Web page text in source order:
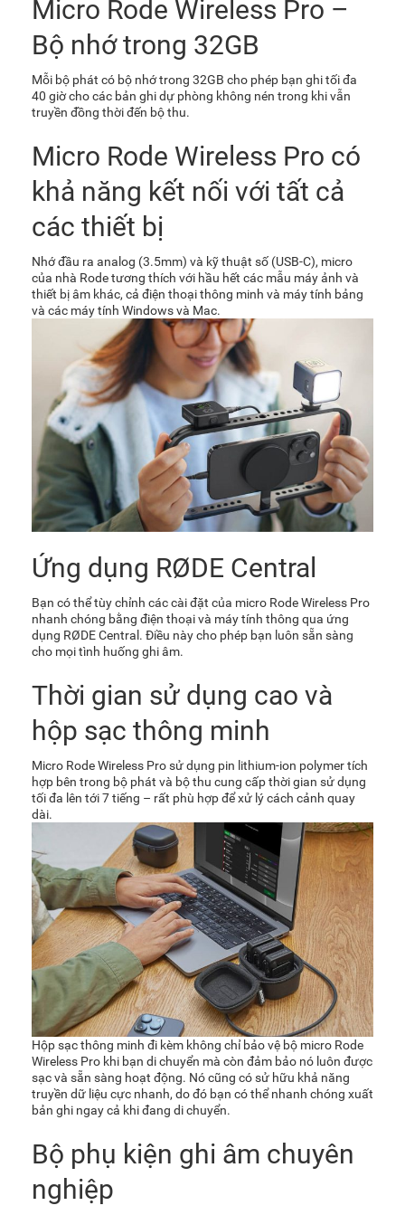
Micro Rode Wireless Pro –
Bộ nhớ trong 32GB
Mỗi bộ phát có bộ nhớ trong 32GB cho phép bạn ghi tối đa
40 giờ cho các bản ghi dự phòng không nén trong khi vẫn
truyền đồng thời đến bộ thu.
Micro Rode Wireless Pro có
khả năng kết nối với tất cả
các thiết bị
Nhớ đầu ra analog (3.5mm) và kỹ thuật số (USB-C), micro
của nhà Rode tương thích với hầu hết các mẫu máy ảnh và
thiết bị âm khác, cả điện thoại thông minh và máy tính bảng
và các máy tính Windows và Mac.
Ứng dụng RØDE Central
Bạn có thể tùy chỉnh các cài đặt của micro Rode Wireless Pro
nhanh chóng bằng điện thoại và máy tính thông qua ứng
dụng RØDE Central. Điều này cho phép bạn luôn sẵn sàng
cho mọi tình huống ghi âm.
Thời gian sử dụng cao và
hộp sạc thông minh
Micro Rode Wireless Pro sử dụng pin lithium-ion polymer tích
hợp bên trong bộ phát và bộ thu cung cấp thời gian sử dụng
tối đa lên tới 7 tiếng – rất phù hợp để xử lý cách cảnh quay
dài.
Hộp sạc thông minh đi kèm không chỉ bảo vệ bộ micro Rode
Wireless Pro khi bạn di chuyển mà còn đảm bảo nó luôn được
sạc và sẵn sàng hoạt động. Nó cũng có sử hữu khả năng
truyền dữ liệu cực nhanh, do đó bạn có thể nhanh chóng xuất
bản ghi ngay cả khi đang di chuyển.
Bộ phụ kiện ghi âm chuyên
nghiệp